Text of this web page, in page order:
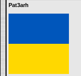
Pat3arh